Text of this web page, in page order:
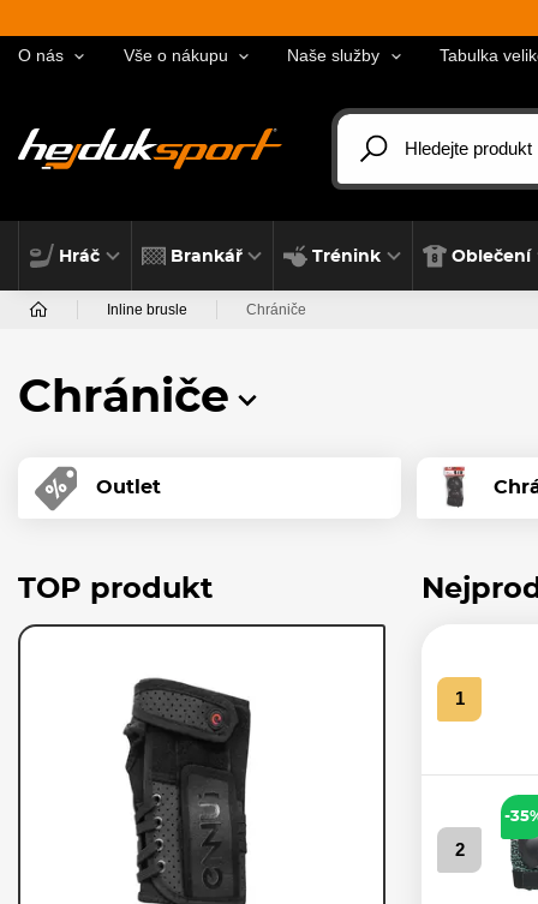
O nás Vše o nákupu Naše služby Tabulka
Hráč Brankář Trénink Oblečení
Inline brusle Chrániče
Chrániče
Outlet
TOP produkt
1
2
-